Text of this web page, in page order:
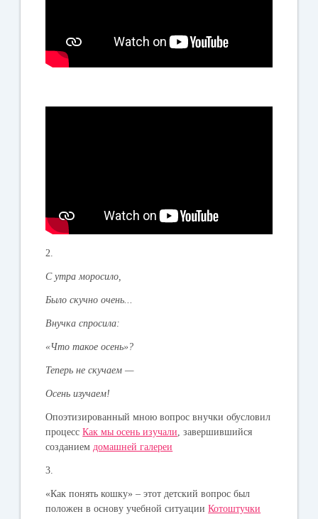
2.
С утра моросило,
Было скучно очень...
Внучка спросила:
«Что такое осень»?
Теперь не скучаем —
Осень изучаем!
Опоэтизированный мною вопрос внучки обусловил
процессКак мы осень изучали , завершившийся
созданием домашней галереи
3.
«Как понять кошку» – этот детский вопрос был
положен в основу учебной ситуацииКотоштучки